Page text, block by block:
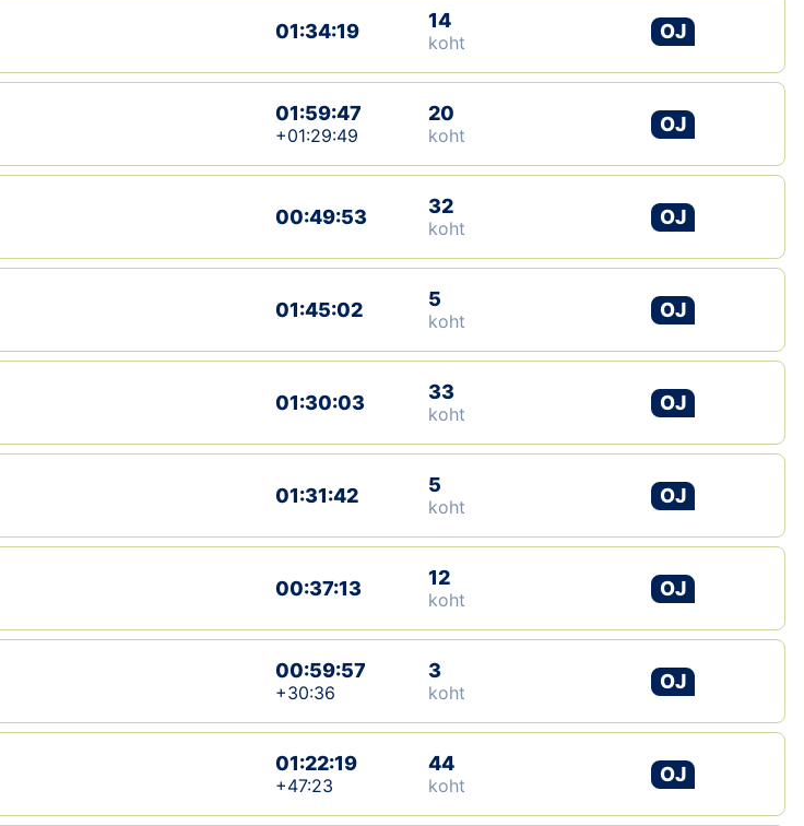
01:34:19 14
koht
OJ
01:59:47
+01:29:49
20
koht
OJ
00:49:53 32
koht
OJ
01:45:02 5
koht
OJ
01:30:03 33
koht
OJ
01:31:42 5
koht
OJ
00:37:13 12
koht
OJ
00:59:57
+30:36
3
koht
OJ
01:22:19
+47:23
44
koht
OJ